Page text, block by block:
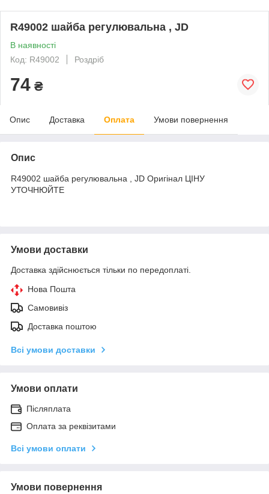
R49002 шайба регулювальна , JD
В наявності
Код: R49002
Роздріб
74 ₴
Опис Доставка Оплата Умови повернення
Опис
R49002 шайба регулювальна , JD Оригінал ЦІНУ
УТОЧНЮЙТЕ
Умови доставки
Доставка здійснюється тільки по передоплаті.
Нова Пошта
Самовивіз
Доставка поштою
Всі умови доставки
Умови оплати
Післяплата
Оплата за реквізитами
Всі умови оплати
Умови повернення